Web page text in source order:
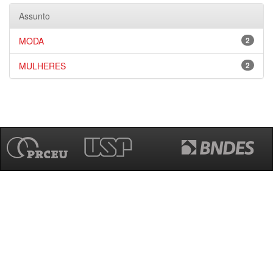
Assunto
2
MODA
2
MULHERES